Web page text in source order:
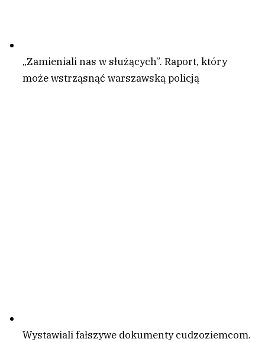
„Zamieniali nas w służących”. Raport, który
może wstrząsnąć warszawską policją
Wystawiali fałszywe dokumenty cudzoziemcom.